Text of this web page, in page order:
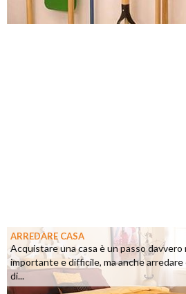
ARREDARE CASA
Acquistare una casa è un passo davvero
importante e difficile, ma anche arredare
di...